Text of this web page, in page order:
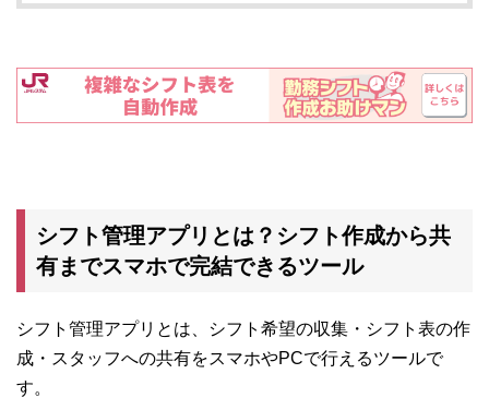
シフト管理アプリとは？シフト作成から共
有までスマホで完結できるツール
シフト管理アプリとは、シフト希望の収集・シフト表の作
成・スタッフへの共有をスマホやPCで行えるツールで
す。